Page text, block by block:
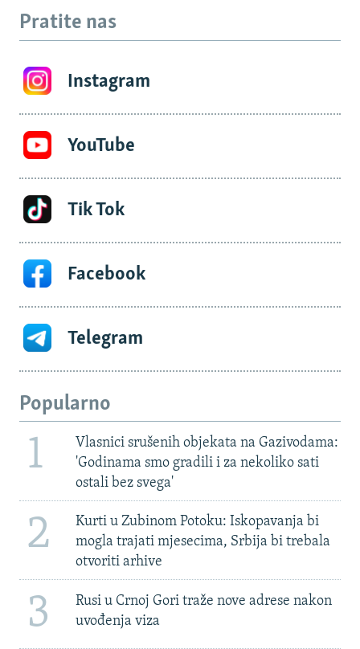
Pratite nas
Instagram
YouTube
Tik Tok
Facebook
Telegram
Popularno
1
Vlasnici srušenih objekata na Gazivodama:
'Godinama smo gradili i za nekoliko sati
ostali bez svega'
2
Kurti u Zubinom Potoku: Iskopavanja bi
mogla trajati mjesecima, Srbija bi trebala
otvoriti arhive
3
Rusi u Crnoj Gori traže nove adrese nakon
uvođenja viza